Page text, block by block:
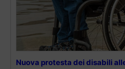
Nuova protesta dei disabili